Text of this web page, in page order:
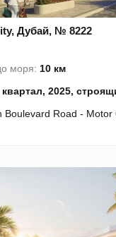
Дубай, № 8222
моря: 10 км
квартал, 2025,
Boulevard Road - Motor